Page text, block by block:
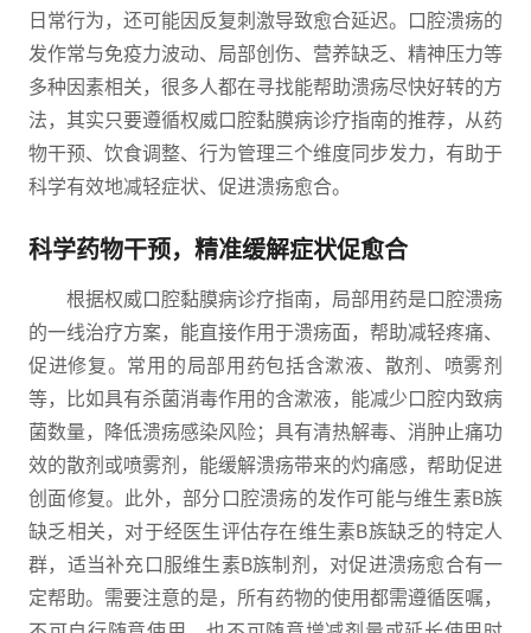
日常行为，还可能因反复刺激导致愈合延迟。口腔溃疡的
发作常与免疫力波动、局部创伤、营养缺乏、精神压力等
多种因素相关，很多人都在寻找能帮助溃疡尽快好转的方
法，其实只要遵循权威口腔黏膜病诊疗指南的推荐，从药
物干预、饮食调整、行为管理三个维度同步发力，有助于
科学有效地减轻症状、促进溃疡愈合。
科学药物干预，精准缓解症状促愈合
根据权威口腔黏膜病诊疗指南，局部用药是口腔溃疡
的一线治疗方案，能直接作用于溃疡面，帮助减轻疼痛、
促进修复。常用的局部用药包括含漱液、散剂、喷雾剂
等，比如具有杀菌消毒作用的含漱液，能减少口腔内致病
菌数量，降低溃疡感染风险；具有清热解毒、消肿止痛功
效的散剂或喷雾剂，能缓解溃疡带来的灼痛感，帮助促进
创面修复。此外，部分口腔溃疡的发作可能与维生素B族
缺乏相关，对于经医生评估存在维生素B族缺乏的特定人
群，适当补充口服维生素B族制剂，对促进溃疡愈合有一
定帮助。需要注意的是，所有药物的使用都需遵循医嘱，